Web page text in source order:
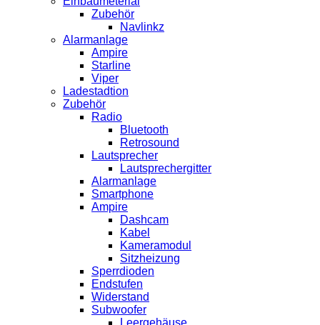
Zubehör
Navlinkz
Alarmanlage
Ampire
Starline
Viper
Ladestadtion
Zubehör
Radio
Bluetooth
Retrosound
Lautsprecher
Lautsprechergitter
Alarmanlage
Smartphone
Ampire
Dashcam
Kabel
Kameramodul
Sitzheizung
Sperrdioden
Endstufen
Widerstand
Subwoofer
Leergehäuse